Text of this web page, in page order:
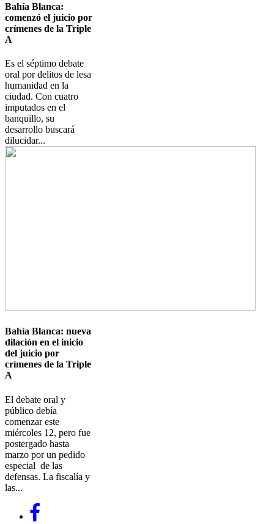
Bahía Blanca:
comenzó el juicio por
crímenes de la Triple
A
Es el séptimo debate
oral por delitos de lesa
humanidad en la
ciudad. Con cuatro
imputados en el
banquillo, su
desarrollo buscará
dilucidar...
Imagen
Bahía Blanca: nueva
dilación en el inicio
del juicio por
crímenes de la Triple
A
El debate oral y
público debía
comenzar este
miércoles 12, pero fue
postergado hasta
marzo por un pedido
especial de las
defensas. La fiscalía y
las...